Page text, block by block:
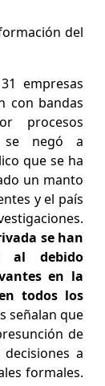
del
empresas
con bandas
procesos
se negó a
que se ha
un manto
y el país
se han
al debido
en la
todos los
señalan que
de
a
formales.